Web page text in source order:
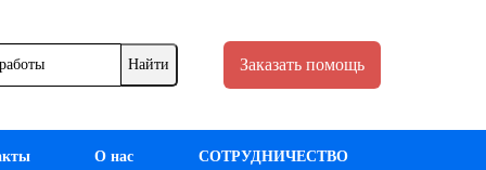
Заказать помощь
О нас СОТРУДНИЧЕСТВО